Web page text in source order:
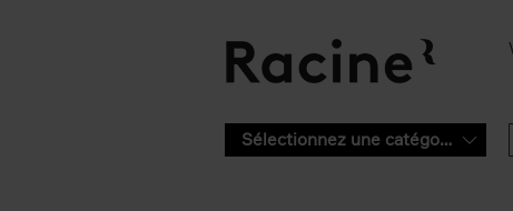
Sélectionnez une catégorie